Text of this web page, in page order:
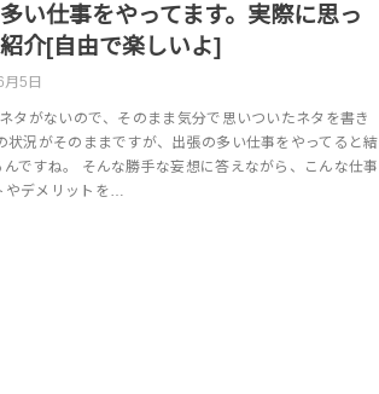
い仕事をやってます。実際に思っ
介[自由で楽しいよ]
5日
タがないので、そのまま気分で思いついたネタを書き
状況がそのままですが、出張の多い仕事をやってると結
んですね。 そんな勝手な妄想に答えながら、こんな仕事
やデメリットを…